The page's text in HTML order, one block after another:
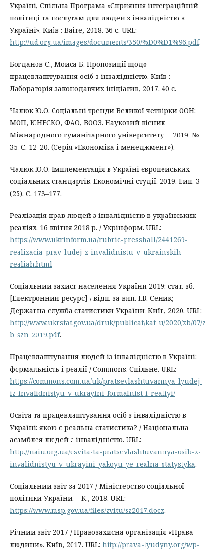
Україні, Спільна Програма «Сприяння інтеграційній
політиці та послугам для людей з інвалідністю в
Україні». Київ : Ваіте, 2018. 36 с. URL:
http://ud.org.ua/images/documents/350/%D0%D1%96.pdf.
Богданов С., Мойса Б. Пропозиції щодо
працевлаштування осіб з інвалідністю. Київ :
Лабораторія законодавчих ініціатив, 2017. 40 с.
Чалюк Ю.О. Соціальні тренди Великої четвірки ООН:
МОП, ЮНЕСКО, ФАО, ВООЗ. Науковий вісник
Міжнародного гуманітарного університету. – 2019. №
35. С. 12–20. (Серія «Економіка і менеджмент»).
Чалюк Ю.О. Імплементація в Україні європейських
соціальних стандартів. Економічні студії. 2019. Вип. 3
(25). С. 173–177.
Реалізація прав людей з інвалідністю в українських
реаліях. 16 квітня 2018 р. / Укрінформ. URL:
https://www.ukrinform.ua/rubric-presshall/2441269-
realizacia-prav-ludej-z-invalidnistu-v-ukrainskih-
realiah.html
Соціальний захист населення України 2019: стат. зб.
[Електронний ресурс] / відп. за вип. I.В. Сеник;
Державна служба статистики України. Київ, 2020. URL:
http://www.ukrstat.gov.ua/druk/publicat/kat_u/2020/zb/07/z
b_szn_2019.pdf.
Працевлаштування людей із інвалідністю в Україні:
формальність і реалії / Commons. Спільне. URL:
https://commons.com.ua/uk/pratsevlashtuvannya-lyudej-
iz-invalidnistyu-v-ukrayini-formalnist-i-realiyi/
Освіта та працевлаштування осіб з інвалідністю в
Україні: якою є реальна статистика? / Національна
асамблея людей з інвалідністю. URL:
http://naiu.org.ua/osvita-ta-pratsevlashtuvannya-osib-z-
invalidnistyu-v-ukrayini-yakoyu-ye-realna-statystyka.
Соціальний звіт за 2017 / Міністерство соціальної
політики України. – К., 2018. URL:
https://www.msp.gov.ua/files/zvitu/sz2017.docx.
Річний звіт 2017 / Правозахисна організація «Права
людини». Київ, 2017. URL: http://prava-lyudyny.org/wp-